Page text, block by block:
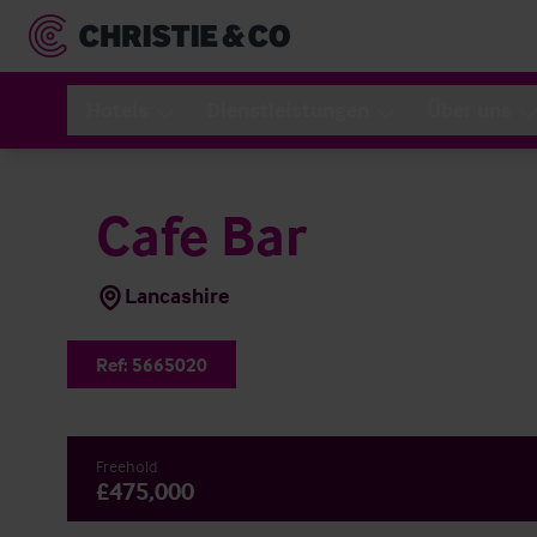
Cafe Bar
Lancashire
Ref: 5665020
Freehold
£475,000